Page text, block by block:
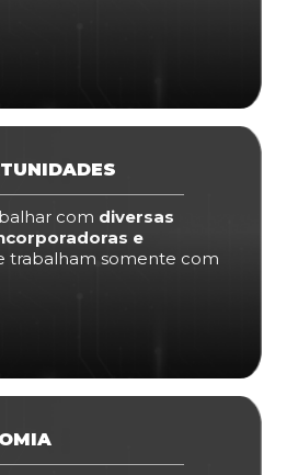
com diversas
e
trabalham somente com